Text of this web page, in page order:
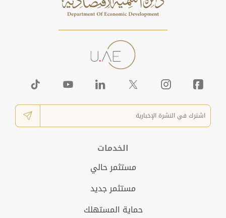
الخدمات
مستثمر حالي
مستثمر جديد
حماية المستهلك